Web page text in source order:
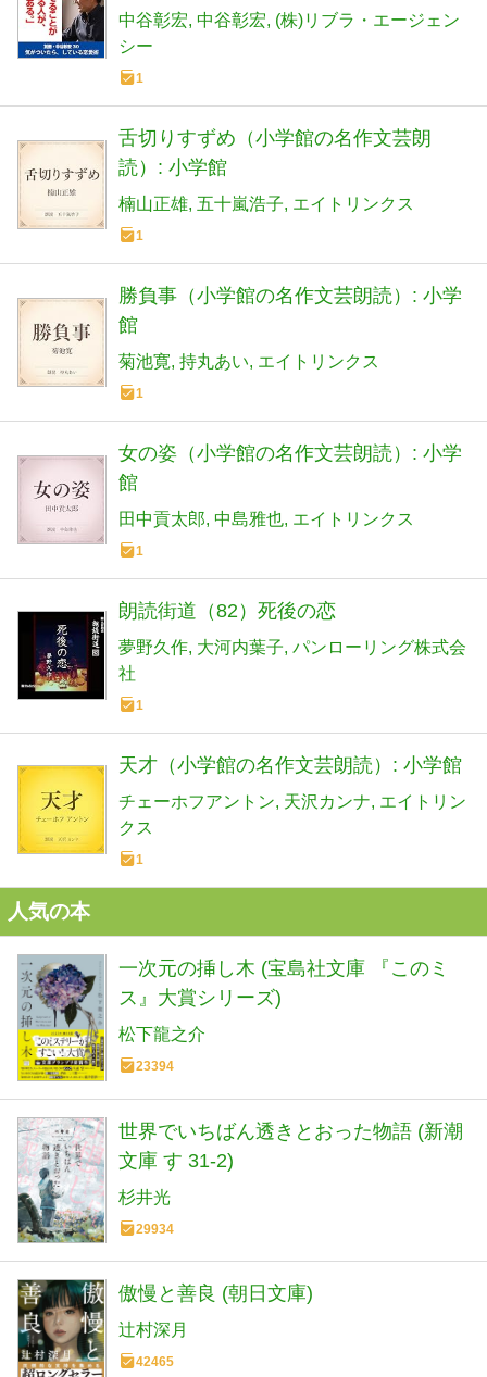
ら、している恋愛術
中谷彰宏 中谷彰宏 (株)リブラ・エージェン
シー
1
舌切りすずめ（小学館の名作文芸朗
読）: 小学館
楠山正雄 五十嵐浩子 エイトリンクス
1
勝負事（小学館の名作文芸朗読）: 小学
館
菊池寛 持丸あい エイトリンクス
1
女の姿（小学館の名作文芸朗読）: 小学
館
田中貢太郎 中島雅也 エイトリンクス
1
朗読街道（82）死後の恋
夢野久作 大河内葉子 パンローリング株式会
社
1
天才（小学館の名作文芸朗読）: 小学館
チェーホフアントン 天沢カンナ エイトリン
クス
1
人気の本
一次元の挿し木 (宝島社文庫 『このミ
ス』大賞シリーズ)
松下龍之介
23394
世界でいちばん透きとおった物語 (新潮
文庫 す 31-2)
杉井光
29934
傲慢と善良 (朝日文庫)
辻村深月
42465